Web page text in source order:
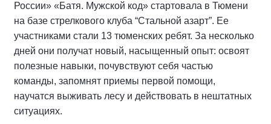
России» «Батя. Мужской код» стартовала в Тюмени
на базе стрелкового клуба “Стальной азарт”. Ее
участниками стали 13 тюменских ребят. За несколько
дней они получат новый, насыщенный опыт: освоят
полезные навыки, почувствуют себя частью
команды, запомнят приемы первой помощи,
научатся выживать лесу и действовать в нештатных
ситуациях.